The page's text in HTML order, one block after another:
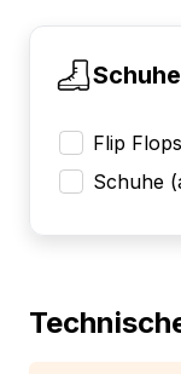
Schuhe
Flip
Schuhe